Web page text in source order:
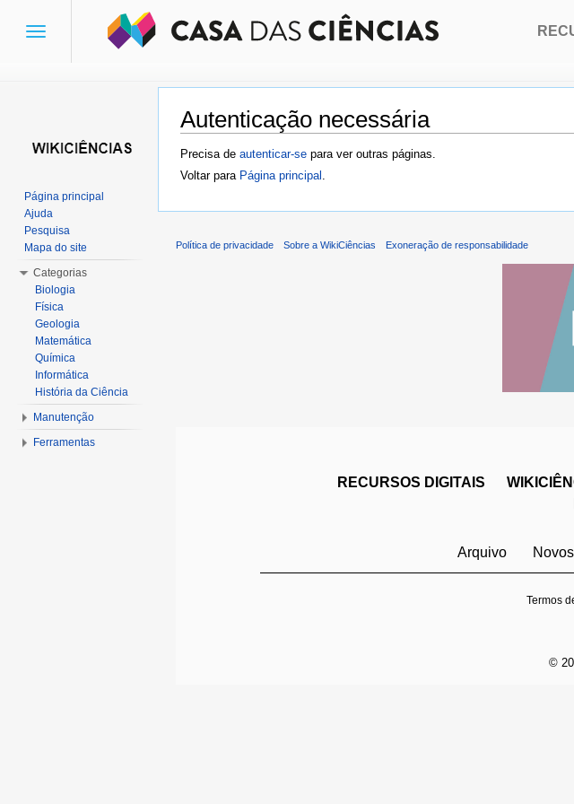
Autenticação necessária
Ir para:navegação,pesquisa
Precisa de autenticar-se para ver outras páginas.
Voltar para Página principal
Toggle
Página principal
Ajuda
Pesquisa
Mapa do site
Categorias
Biologia
Física
Geologia
Matemática
Química
Informática
História da Ciência
Manutenção
Ferramentas
Política de privacidade Sobre a WikiCiências Exoneração de responsabilidade
RECURSOS DIGITAIS
Arquivo
Termos
©